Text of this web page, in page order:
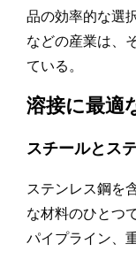
品の効率的な選
などの産業は、
ている。
溶接に最適
スチールとス
ステンレス鋼を
な材料のひとつ
パイプライン、